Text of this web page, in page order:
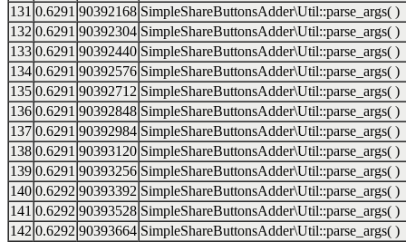
131 0.6291 90392168 SimpleShareButtonsAdder\Util::parse_args( )
132 0.6291 90392304 SimpleShareButtonsAdder\Util::parse_args( )
133 0.6291 90392440 SimpleShareButtonsAdder\Util::parse_args( )
134 0.6291 90392576 SimpleShareButtonsAdder\Util::parse_args( )
135 0.6291 90392712 SimpleShareButtonsAdder\Util::parse_args( )
136 0.6291 90392848 SimpleShareButtonsAdder\Util::parse_args( )
137 0.6291 90392984 SimpleShareButtonsAdder\Util::parse_args( )
138 0.6291 90393120 SimpleShareButtonsAdder\Util::parse_args( )
139 0.6291 90393256 SimpleShareButtonsAdder\Util::parse_args( )
140 0.6292 90393392 SimpleShareButtonsAdder\Util::parse_args( )
141 0.6292 90393528 SimpleShareButtonsAdder\Util::parse_args( )
142 0.6292 90393664 SimpleShareButtonsAdder\Util::parse_args( )